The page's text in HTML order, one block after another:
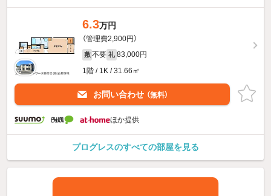
6.3万円
（管理費2,900円）
敷 不要 礼 83,000円
1階 / 1K / 31.66㎡
お問い合わせ （無料）
ほか提供
プログレスのすべての部屋を見る